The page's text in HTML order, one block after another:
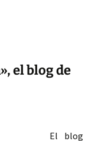
el blog de
El blog